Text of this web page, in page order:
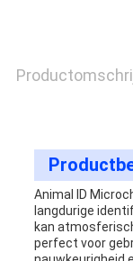
Animal ID
langdurige
kan
perfect voor